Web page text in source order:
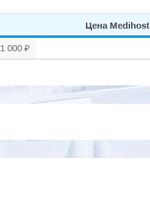
Цена Medihost
1 000 ₽